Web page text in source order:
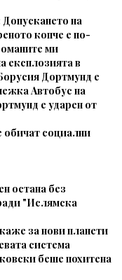
на
копче е по-
ми
експлозията в
Дортмунд е
Автобус на
е ударен от
обичат социални
остана без
"Ислямска
за нови планети
система
беше похитена